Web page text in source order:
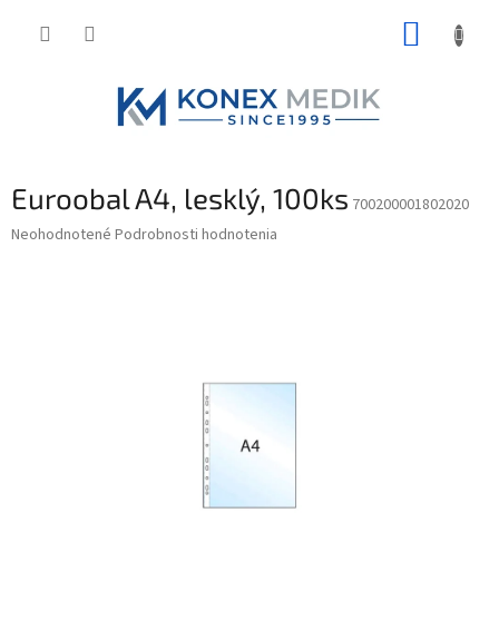
Euroobal A4, lesklý, 100ks 700200001802020
Priemerné
Neohodnotené Podrobnosti hodnotenia